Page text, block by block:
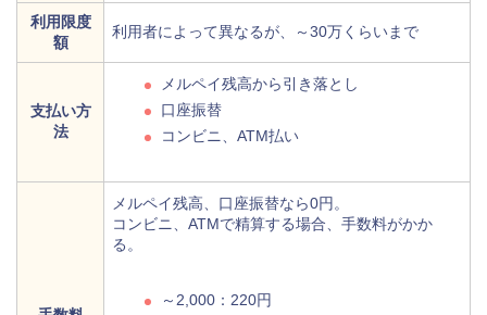
利用限度
額
利用者によって異なるが、～30万くらいまで
支払い方
法
メルペイ残高から引き落とし
口座振替
コンビニ、ATM払い
メルペイ残高、口座振替なら0円。
コンビニ、ATMで精算する場合、手数料がかか
る。
～2,000：220円